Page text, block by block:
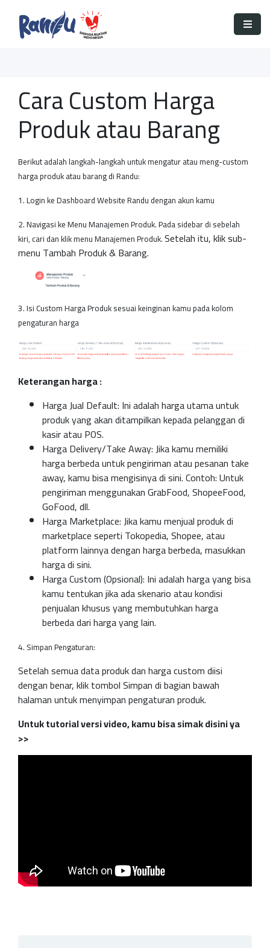
Cara Custom Harga
Produk atau Barang
Berikut adalah langkah-langkah untuk mengatur atau meng-custom
harga produk atau barang di Randu:
1. Login ke Dashboard Website Randu dengan akun kamu
2. Navigasi ke Menu Manajemen Produk.Pada sidebar di sebelah
kiri, cari dan klik menu Manajemen Produk.Setelah itu, klik sub-
menu Tambah Produk & Barang.
3. Isi Custom Harga Produk sesuai keinginan kamu pada kolom
pengaturan harga
Keterangan harga :
Harga Jual Default: Ini adalah harga utama untuk
produk yang akan ditampilkan kepada pelanggan di
kasir atau POS.
Harga Delivery/Take Away: Jika kamu memiliki
harga berbeda untuk pengiriman atau pesanan take
away, kamu bisa mengisinya di sini. Contoh: Untuk
pengiriman menggunakan GrabFood, ShopeeFood,
GoFood, dll.
Harga Marketplace: Jika kamu menjual produk di
marketplace seperti Tokopedia, Shopee, atau
platform lainnya dengan harga berbeda, masukkan
harga di sini.
Harga Custom (Opsional): Ini adalah harga yang bisa
kamu tentukan jika ada skenario atau kondisi
penjualan khusus yang membutuhkan harga
berbeda dari harga yang lain.
4. Simpan Pengaturan:
Setelah semua data produk dan harga custom diisi
dengan benar, klik tombol Simpan di bagian bawah
halaman untuk menyimpan pengaturan produk.
Untuk tutorial versi video, kamu bisa simak disini ya
>>